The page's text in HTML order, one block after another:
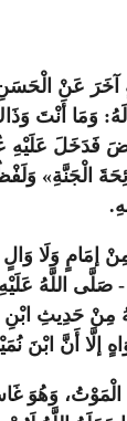
عَنْ الْحَسَنِ
لَهُ: وَمَا أَنْتَ
عَلَيْهِ
الْجَنَّةِ»
إمَامٍ وَلَا
صَلَّى اللَّهُ
مِنْ حَدِيثِ
إلَّا أَنَّ ابْنَ
الْمَوْتُ، وَهُوَ